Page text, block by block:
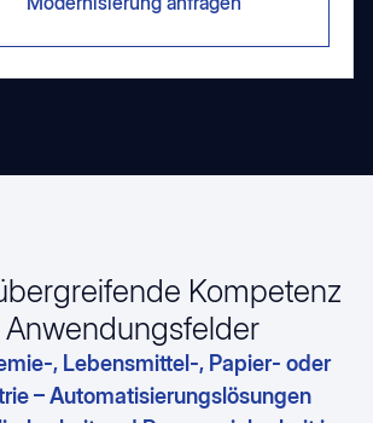
Kompetenz
, Lebensmittel-, Papier- oder
– Automatisierungslösungen